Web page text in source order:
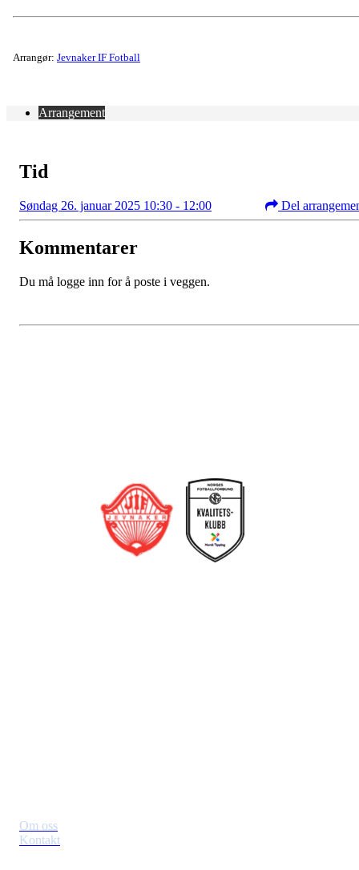
Arrangør: Jevnaker IF Fotball
Arrangement
Tid
Søndag 26. januar 2025 10:30 - 12:00 Del
Kommentarer
Du må logge inn for å poste i veggen.
Om oss
Kontakt